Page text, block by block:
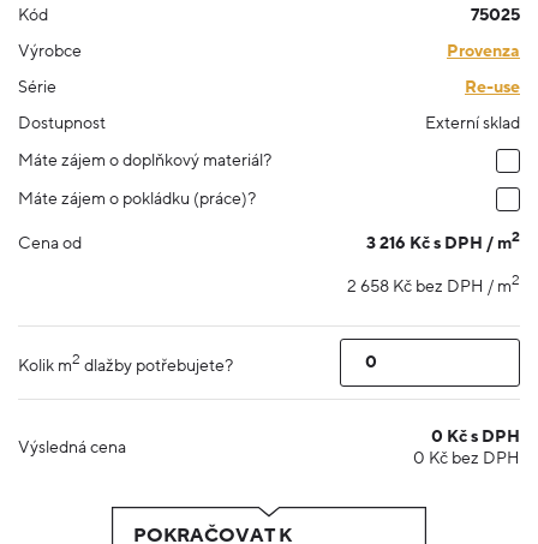
Kód
75025
Výrobce
Provenza
Série
Re-use
Dostupnost
Externí sklad
Máte zájem o doplňkový materiál?
Máte zájem o pokládku (práce)?
Cena od
3 216 Kč s DPH / m2
2 658 Kč bez DPH / m2
Kolik m2 dlažby potřebujete?
Výsledná cena 0 Kč s DPH
0 Kč bez DPH
POKRAČOVAT K